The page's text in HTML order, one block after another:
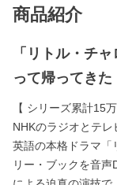
商品紹介
「リトル・チ
って帰ってきた
【 シリーズ累計15
NHKのラジオとテ
英語の本格ドラマ「
リー・ブックを音